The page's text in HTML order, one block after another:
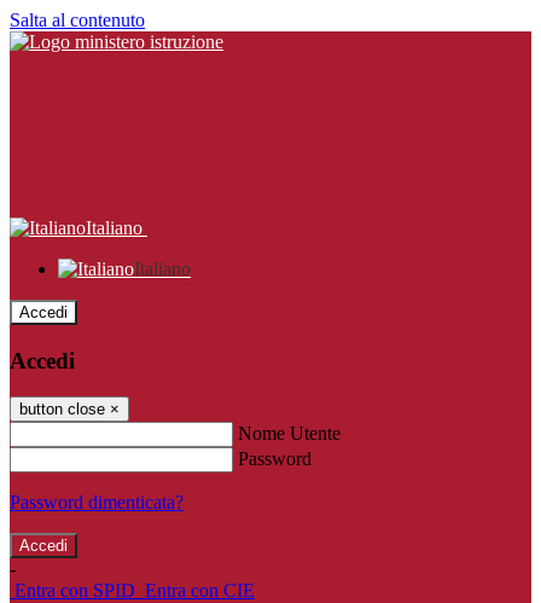
Salta al contenuto
Italiano
Italiano
Accedi
Accedi
button close ×
Nome Utente
Password
Password dimenticata?
-
Entra con SPID Entra con CIE